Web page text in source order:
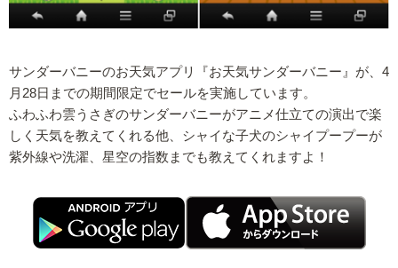
サンダーバニーのお天気アプリ『お天気サンダーバニー』が、4
月28日までの期間限定でセールを実施しています。
ふわふわ雲うさぎのサンダーバニーがアニメ仕立ての演出で楽
しく天気を教えてくれる他、シャイな子犬のシャイプープーが
紫外線や洗濯、星空の指数までも教えてくれますよ！